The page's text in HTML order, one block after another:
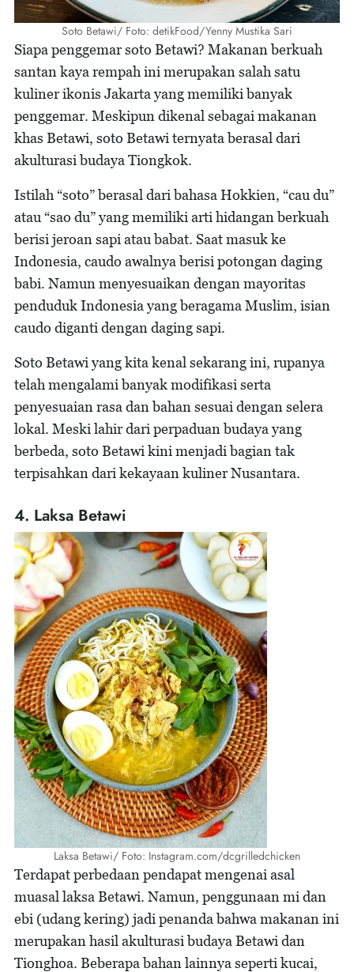
Soto Betawi/ Foto: detikFood/Yenny Mustika Sari
Siapa penggemar soto Betawi? Makanan berkuah
santan kaya rempah ini merupakan salah satu
kuliner ikonis Jakarta yang memiliki banyak
penggemar. Meskipun dikenal sebagai makanan
khas Betawi, soto Betawi ternyata berasal dari
akulturasi budaya Tiongkok.
Istilah “soto” berasal dari bahasa Hokkien, “cau du”
atau “sao du” yang memiliki arti hidangan berkuah
berisi jeroan sapi atau babat. Saat masuk ke
Indonesia, caudo awalnya berisi potongan daging
babi. Namun menyesuaikan dengan mayoritas
penduduk Indonesia yang beragama Muslim, isian
caudo diganti dengan daging sapi.
Soto Betawi yang kita kenal sekarang ini, rupanya
telah mengalami banyak modifikasi serta
penyesuaian rasa dan bahan sesuai dengan selera
lokal. Meski lahir dari perpaduan budaya yang
berbeda, soto Betawi kini menjadi bagian tak
terpisahkan dari kekayaan kuliner Nusantara.
4. Laksa Betawi
Laksa Betawi/ Foto: Instagram.com/dcgrilledchicken
Terdapat perbedaan pendapat mengenai asal
muasal laksa Betawi. Namun, penggunaan mi dan
ebi (udang kering) jadi penanda bahwa makanan ini
merupakan hasil akulturasi budaya Betawi dan
Tionghoa. Beberapa bahan lainnya seperti kucai,